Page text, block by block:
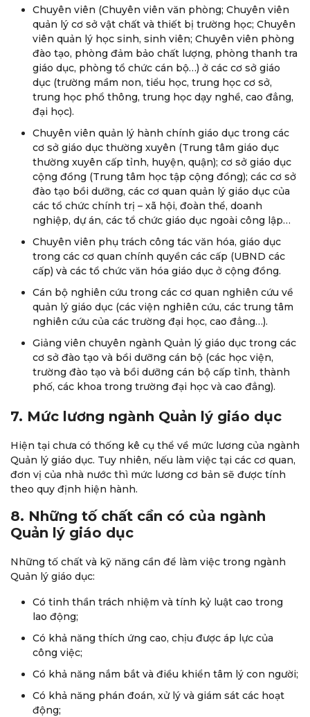
Chuyên viên (Chuyên viên văn phòng; Chuyên viên
quản lý cơ sở vật chất và thiết bị trường học; Chuyên
viên quản lý học sinh, sinh viên; Chuyên viên phòng
đào tạo, phòng đảm bảo chất lượng, phòng thanh tra
giáo dục, phòng tổ chức cán bộ…) ở các cơ sở giáo
dục (trường mầm non, tiểu học, trung học cơ sở,
trung học phổ thông, trung học dạy nghề, cao đẳng,
đại học).
Chuyên viên quản lý hành chính giáo dục trong các
cơ sở giáo dục thường xuyên (Trung tâm giáo dục
thường xuyên cấp tỉnh, huyện, quận); cơ sở giáo dục
cộng đồng (Trung tâm học tập cộng đồng); các cơ sở
đào tạo bồi dưỡng, các cơ quan quản lý giáo dục của
các tổ chức chính trị – xã hội, đoàn thể, doanh
nghiệp, dự án, các tổ chức giáo dục ngoài công lập…
Chuyên viên phụ trách công tác văn hóa, giáo dục
trong các cơ quan chính quyền các cấp (UBND các
cấp) và các tổ chức văn hóa giáo dục ở cộng đồng.
Cán bộ nghiên cứu trong các cơ quan nghiên cứu về
quản lý giáo dục (các viện nghiên cứu, các trung tâm
nghiên cứu của các trường đại học, cao đẳng…).
Giảng viên chuyên ngành Quản lý giáo dục trong các
cơ sở đào tạo và bồi dưỡng cán bộ (các học viện,
trường đào tạo và bồi dưỡng cán bộ cấp tỉnh, thành
phố, các khoa trong trường đại học và cao đẳng).
7. Mức lương ngành Quản lý giáo dục
Hiện tại chưa có thống kê cụ thể về mức lương của ngành
Quản lý giáo dục. Tuy nhiên, nếu làm việc tại các cơ quan,
đơn vị của nhà nước thì mức lương cơ bản sẽ được tính
theo quy định hiện hành.
8. Những tố chất cần có của ngành
Quản lý giáo dục
Những tố chất và kỹ năng cần để làm việc trong ngành
Quản lý giáo dục:
Có tinh thần trách nhiệm và tính kỷ luật cao trong
lao động;
Có khả năng thích ứng cao, chịu được áp lực của
công việc;
Có khả năng nắm bắt và điều khiển tâm lý con người;
Có khả năng phán đoán, xử lý và giám sát các hoạt
động;